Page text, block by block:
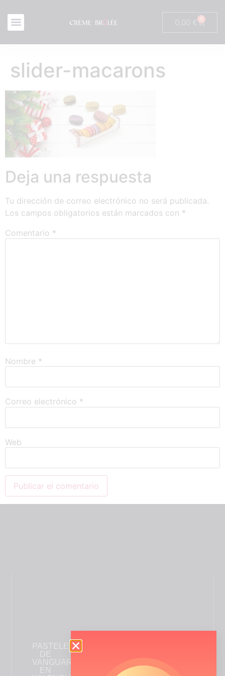
0
slider-macarons
Deja una respuesta
Tu dirección de correo electrónico no será publicada.
Los campos obligatorios están marcados con *
Comentario *
Nombre *
Correo electrónico *
Web
PASTELERÍA
DE
VANGUARDIA
EN
+34